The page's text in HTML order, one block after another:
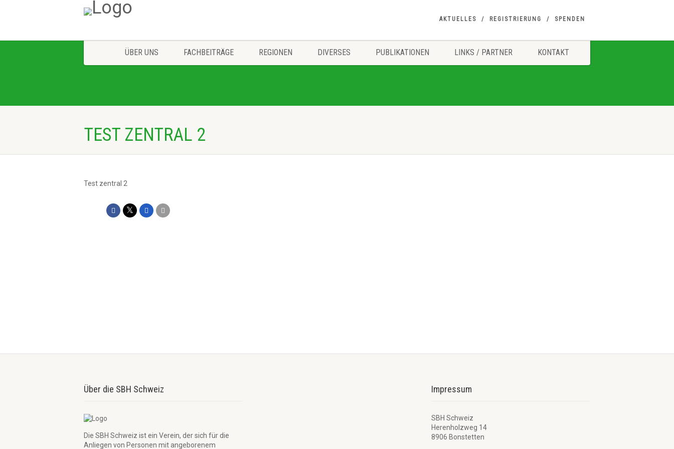
AKTUELLES REGISTRIERUNG SPENDEN
ÜBER UNS FACHBEITRÄGE REGIONEN DIVERSES PUBLIKATIONEN LINKS / PARTNER KONTAKT
TEST ZENTRAL 2
Test zentral 2
Über die SBH Schweiz
Die SBH Schweiz ist ein Verein, der sich für die
Anliegen von Personen mit angeborenem
Impressum
SBH Schweiz
Herenholzweg 14
8906 Bonstetten